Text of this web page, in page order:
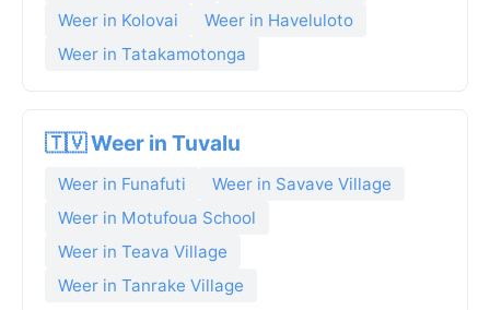
Weer in Kolovai
Weer in Haveluloto
Weer in Tatakamotonga
🇹🇻 Weer in Tuvalu
Weer in Funafuti
Weer in Savave Village
Weer in Motufoua School
Weer in Teava Village
Weer in Tanrake Village